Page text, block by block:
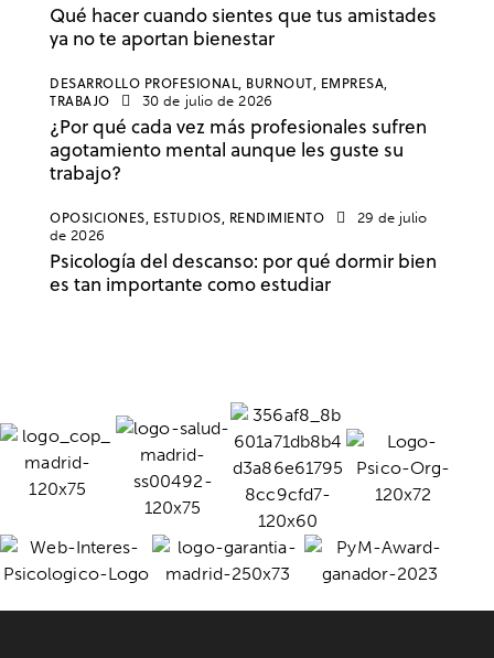
Qué hacer cuando sientes que tus amistades
ya no te aportan bienestar
DESARROLLO PROFESIONAL, BURNOUT, EMPRESA,
TRABAJO
30 de julio de 2026
¿Por qué cada vez más profesionales sufren
agotamiento mental aunque les guste su
trabajo?
OPOSICIONES, ESTUDIOS, RENDIMIENTO
29 de julio
de 2026
Psicología del descanso: por qué dormir bien
es tan importante como estudiar